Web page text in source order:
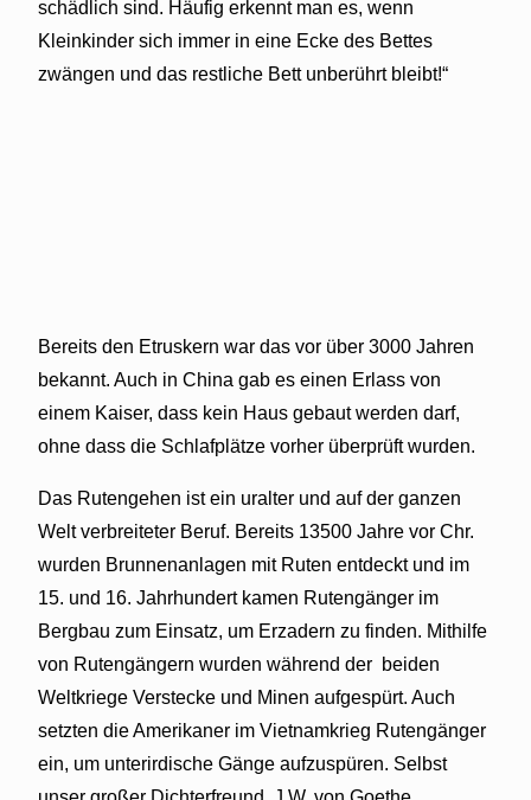
schädlich sind. Häufig erkennt man es, wenn
Kleinkinder sich immer in eine Ecke des Bettes
zwängen und das restliche Bett unberührt bleibt!“
Bereits den Etruskern war das vor über 3000 Jahren
bekannt. Auch in China gab es einen Erlass von
einem Kaiser, dass kein Haus gebaut werden darf,
ohne dass die Schlafplätze vorher überprüft wurden.
Das Rutengehen ist ein uralter und auf der ganzen
Welt verbreiteter Beruf. Bereits 13500 Jahre vor Chr.
wurden Brunnenanlagen mit Ruten entdeckt und im
15. und 16. Jahrhundert kamen Rutengänger im
Bergbau zum Einsatz, um Erzadern zu finden. Mithilfe
von Rutengängern wurden während der beiden
Weltkriege Verstecke und Minen aufgespürt. Auch
setzten die Amerikaner im Vietnamkrieg Rutengänger
ein, um unterirdische Gänge aufzuspüren. Selbst